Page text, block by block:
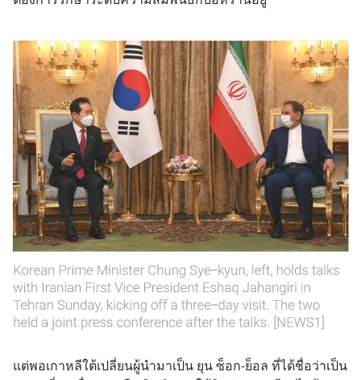
แต่พอเกาหลีใต้เปลี่ยนผู้นำมาเป็น ยุน ซ็อก-ย็อล ที่ได้ชื่อว่าเป็น